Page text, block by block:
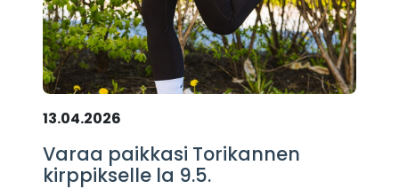
13.04.2026
Varaa paikkasi Torikannen
kirppikselle la 9.5.